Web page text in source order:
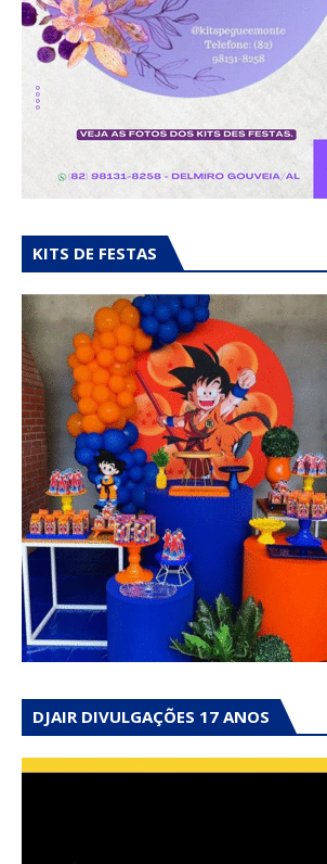
KITS DE FESTAS
DJAIR DIVULGAÇÕES 17 ANOS